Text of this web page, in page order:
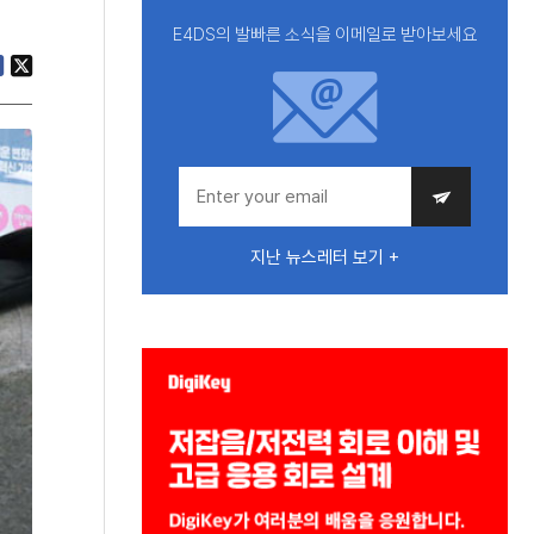
E4DS의 발빠른 소식을 이메일로 받아보세요
지난 뉴스레터 보기 +